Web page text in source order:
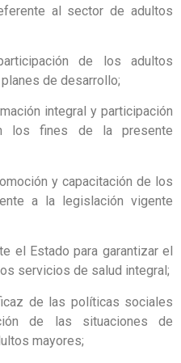
al sector de adultos
de los adultos
de desarrollo;
integral y participación
los fines de la presente
y capacitación de los
a la legislación vigente
el Estado para garantizar el
servicios de salud integral;
de las políticas sociales
de las situaciones de
mayores;